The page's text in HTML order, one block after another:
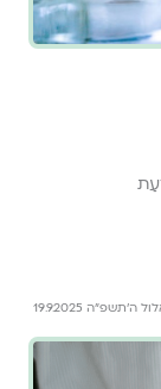
ה׳תשפ״ה 19.9.2025